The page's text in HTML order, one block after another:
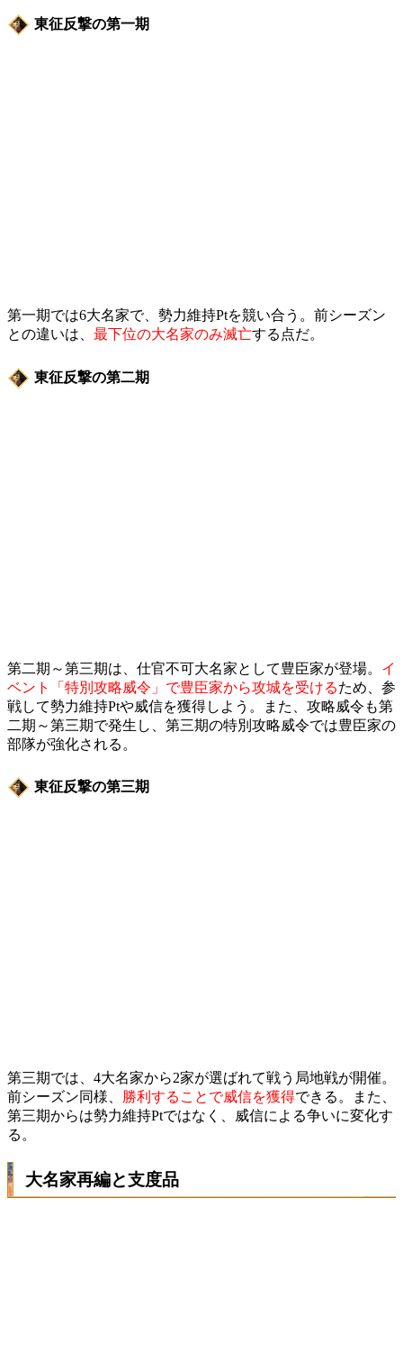
東征反撃の第一期
第一期では6大名家で、勢力維持Ptを競い合う。前シーズン
との違いは、 最下位の大名家のみ滅亡する点だ。
東征反撃の第二期
第二期～第三期は、仕官不可大名家として豊臣家が登場。 イ
ベント「特別攻略威令」で豊臣家から攻城を受けるため、参
戦して勢力維持Ptや威信を獲得しよう。また、攻略威令も第
二期～第三期で発生し、第三期の特別攻略威令では豊臣家の
部隊が強化される。
東征反撃の第三期
第三期では、4大名家から2家が選ばれて戦う局地戦が開催。
前シーズン同様、 勝利することで威信を獲得できる。また、
第三期からは勢力維持Ptではなく、威信による争いに変化す
る。
大名家再編と支度品